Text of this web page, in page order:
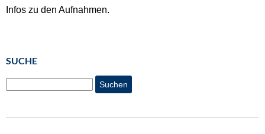
Infos zu den Aufnahmen.
SUCHE